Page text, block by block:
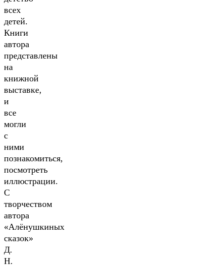
всех
детей.
Книги
автора
представлены
на
книжной
выставке,
и
все
могли
с
ними
познакомиться,
посмотреть
иллюстрации.
С
творчеством
автора
«Алёнушкиных
сказок»
Д.
Н.